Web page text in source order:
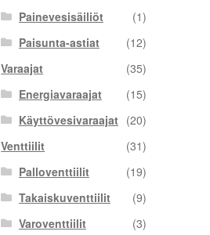
Painevesisäiliöt
(1)
Paisunta-astiat
(12)
Varaajat
(35)
Energiavaraajat
(15)
Käyttövesivaraajat (20)
Venttiilit
(31)
Palloventtiilit
(19)
Takaiskuventtiilit
(9)
Varoventtiilit
(3)